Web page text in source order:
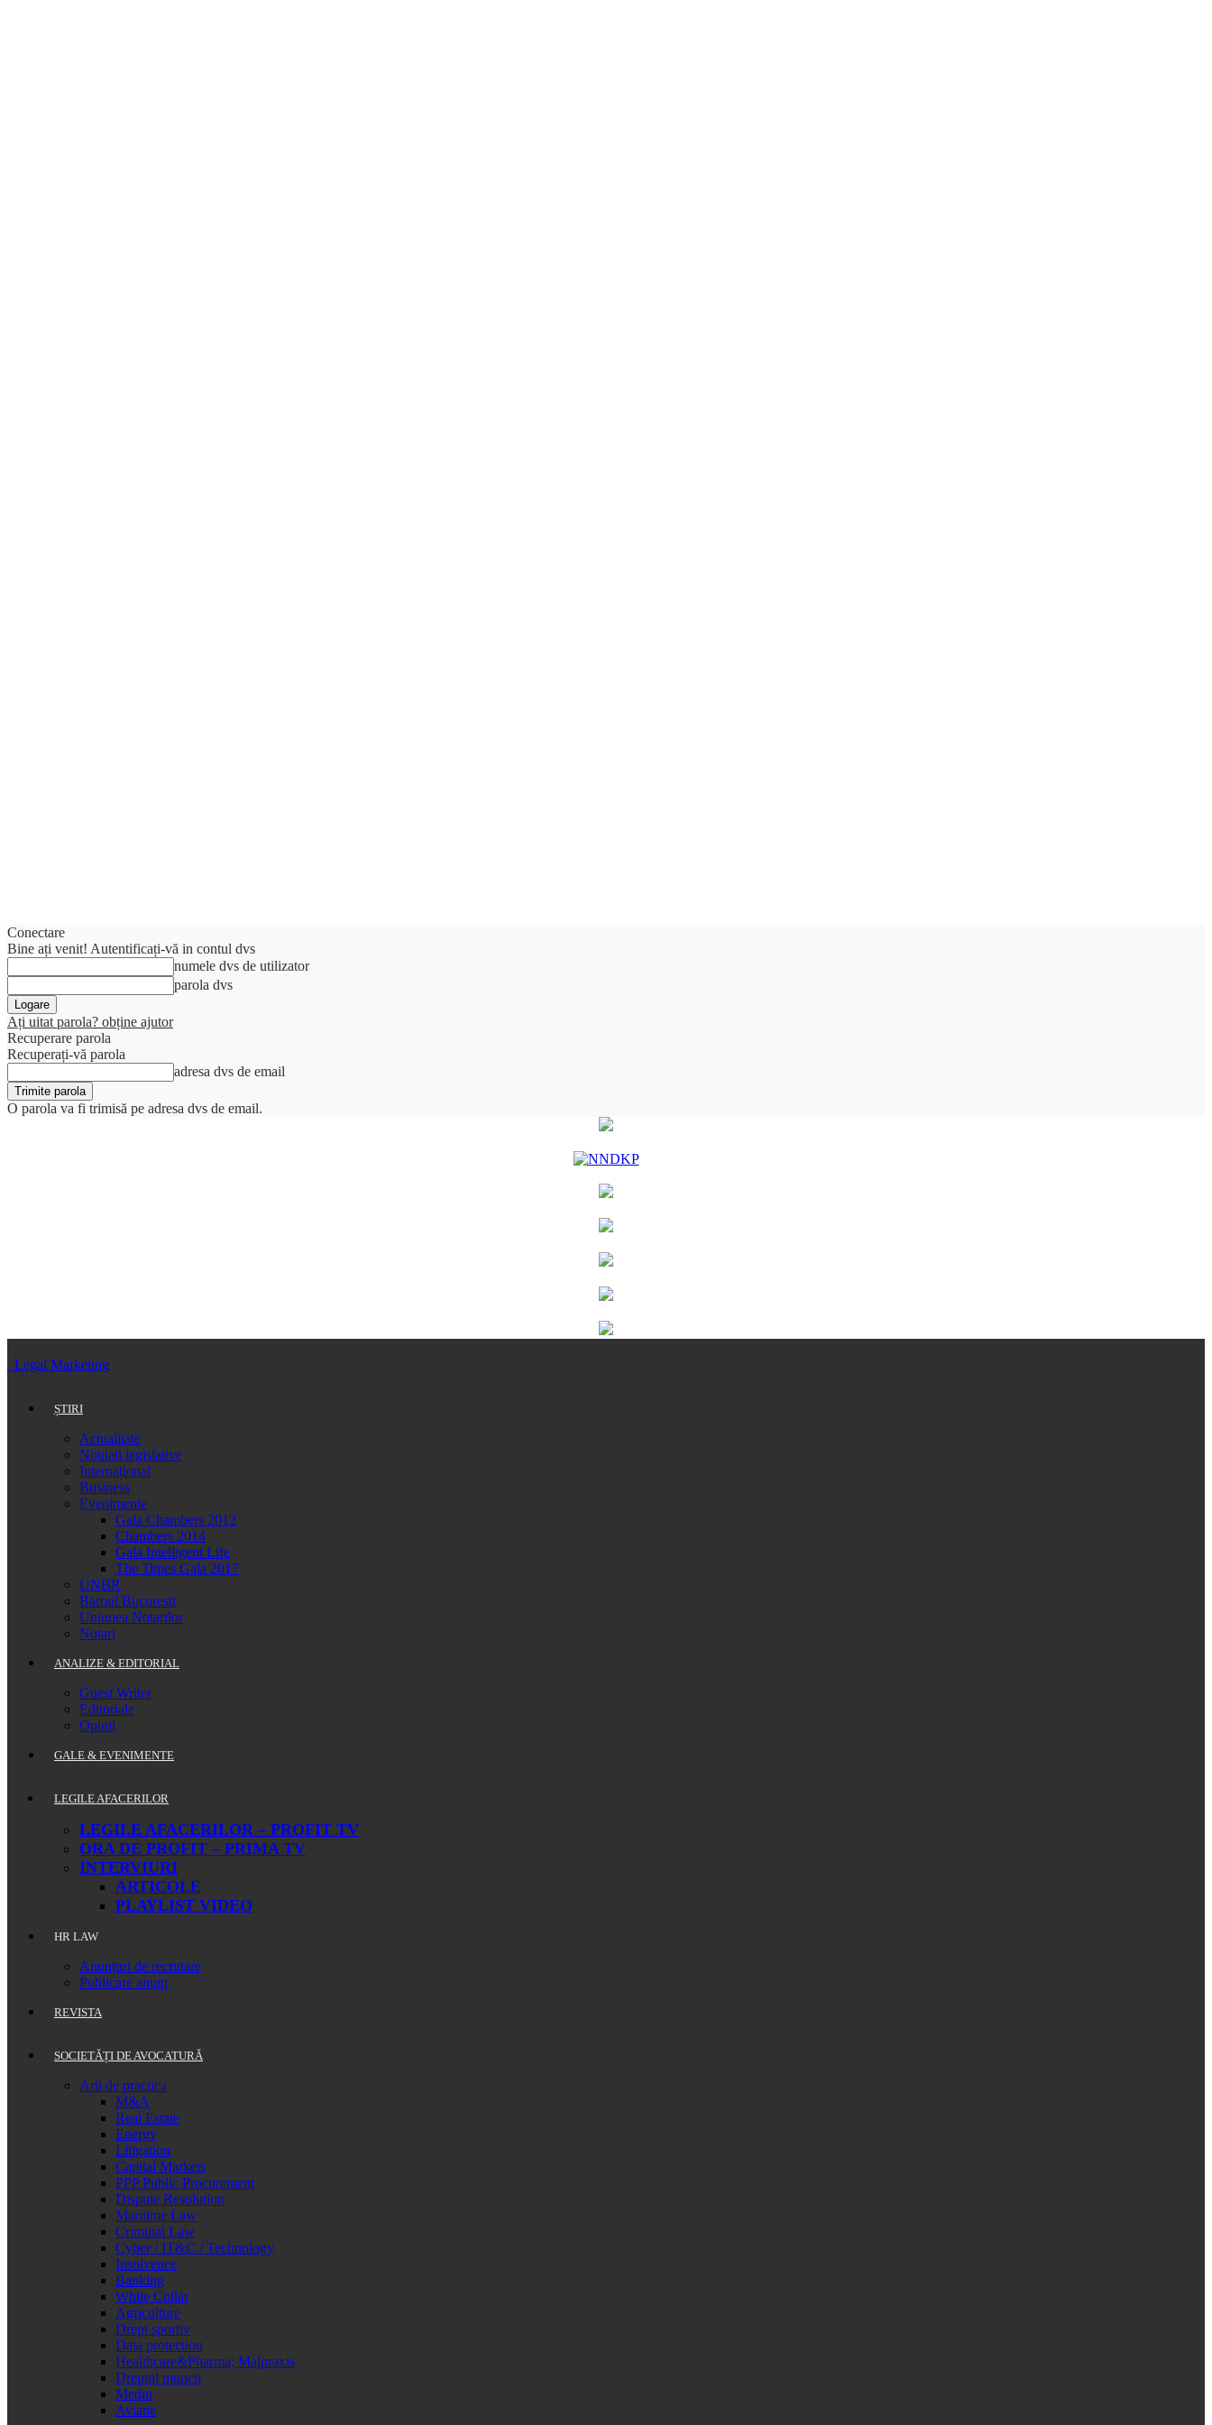
Conectare
Bine ați venit! Autentificați-vă in contul dvs
numele dvs de utilizator
parola dvs
Ați uitat parola? obține ajutor
Recuperare parola
Recuperați-vă parola
adresa dvs de email
O parola va fi trimisă pe adresa dvs de email.
Legal Marketing
ȘTIRI
Actualitate
Noutati legislative
Internațional
Business
Evenimente
Gala Chambers 2012
Chambers 2014
Gala Intelligent Life
The Times Gala 2017
UNBR
Baroul Bucuresti
Uniunea Notarilor
Notari
ANALIZE & EDITORIAL
Guest Writer
Editoriale
Opinii
GALE & EVENIMENTE
LEGILE AFACERILOR
LEGILE AFACERILOR – PROFIT TV
ORA DE PROFIT – PRIMA TV
INTERVIURI
ARTICOLE
PLAYLIST VIDEO
HR LAW
Anunțuri de recrutare
Publicare anunț
REVISTA
SOCIETĂȚI DE AVOCATURĂ
Arii de practica
M&A
Real Estate
Energy
Litigation
Capital Markets
PPP Public Procurement
Dispute Resolution
Maritime Law
Criminal Law
Cyber / IT&C / Technology
Insolvence
Banking
White Collar
Agriculture
Drept sportiv
Data protection
Healthcare&Pharma; Malpraxis
Dreptul muncii
Mediu
Aviatie